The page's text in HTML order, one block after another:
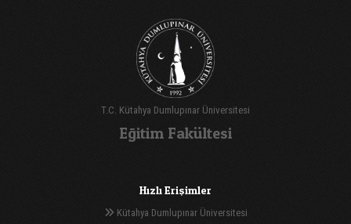
T.C. Kütahya Dumlupınar Üniversitesi
Eğitim Fakültesi
Hızlı Erişimler
Kütahya Dumlupınar Üniversitesi